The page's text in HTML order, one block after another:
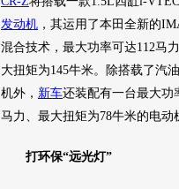
发动机 ，其运用了本田 全新的
混合技术，最大功率可达112马
大扭矩为145牛米。除搭载了汽油
机外， 新车还装配有一台最大功
马力、最大扭矩为78牛米的电动
打环保“远光灯”